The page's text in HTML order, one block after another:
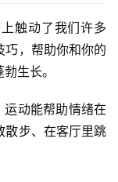
触动了我们许多
巧，帮助你和你的
生长。
运动能帮助情绪在
散步、在客厅里跳